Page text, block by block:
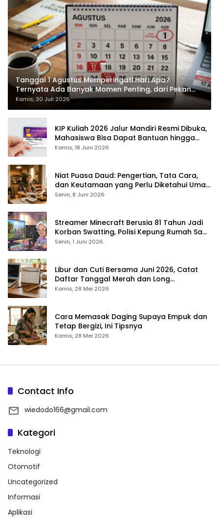
Tanggal 1 Agustus Memperingati Hari Apa?
Ternyata Ada Banyak Momen Penting, dari Pekan
ASI Sedunia hingga Hari World Wide Web
Kamis, 30 Juli 2026
KIP Kuliah 2026 Jalur Mandiri Resmi Dibuka,
Mahasiswa Bisa Dapat Bantuan hingga
Rp1,4 Juta per Bulan
Kamis, 18 Juni 2026
Niat Puasa Daud: Pengertian, Tata Cara,
dan Keutamaan yang Perlu Diketahui Umat
Muslim
Senin, 8 Juni 2026
Streamer Minecraft Berusia 81 Tahun Jadi
Korban Swatting, Polisi Kepung Rumah Saat
Siaran Langsung
Senin, 1 Juni 2026
Libur dan Cuti Bersama Juni 2026, Catat
Daftar Tanggal Merah dan Long
Weekendnya
Kamis, 28 Mei 2026
Cara Memasak Daging Supaya Empuk dan
Tetap Bergizi, Ini Tipsnya
Kamis, 28 Mei 2026
Contact Info
wiedodo166@gmail.com
Kategori
Teknologi
Otomotif
Uncategorized
Informasi
Aplikasi